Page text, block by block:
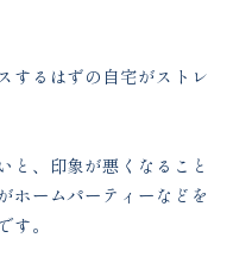
するはずの自宅がストレ
と、印象が悪くなること
ホームパーティーなどを
。